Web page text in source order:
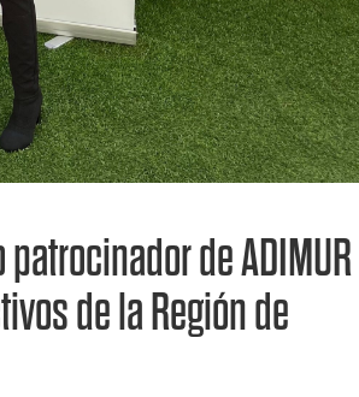
de ADIMUR
de la Región de